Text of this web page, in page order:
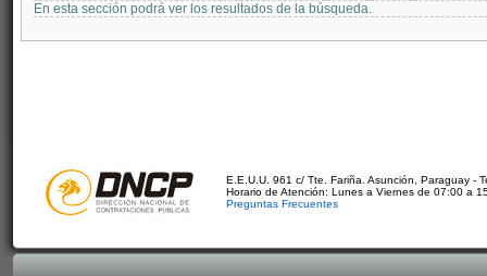
En esta sección podrá ver los resultados de la búsqueda.
E.E.U.U. 961 c/ Tte. Fariña. Asunción, Paraguay -
Horario de Atención: Lunes a Viernes de 07:00 a
Preguntas Frecuentes